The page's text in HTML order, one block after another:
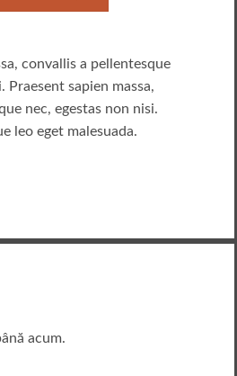
convallis a pellentesque
Praesent sapien massa,
nec, egestas non nisi.
leo eget malesuada.
acum.